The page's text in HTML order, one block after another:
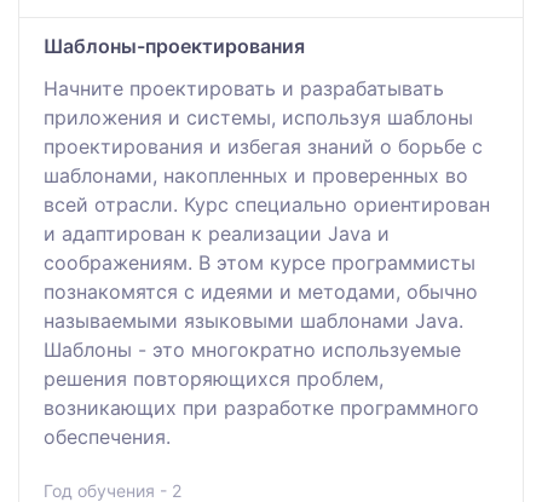
Шаблоны-проектирования
Начните проектировать и разрабатывать
приложения и системы, используя шаблоны
проектирования и избегая знаний о борьбе с
шаблонами, накопленных и проверенных во
всей отрасли. Курс специально ориентирован
и адаптирован к реализации Java и
соображениям. В этом курсе программисты
познакомятся с идеями и методами, обычно
называемыми языковыми шаблонами Java.
Шаблоны - это многократно используемые
решения повторяющихся проблем,
возникающих при разработке программного
обеспечения.
Год обучения - 2